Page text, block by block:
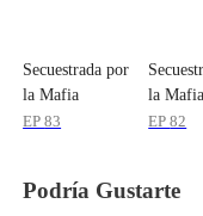
Secuestrada por
la Mafia
EP83
la Mafia
EP82
Podría Gustarte